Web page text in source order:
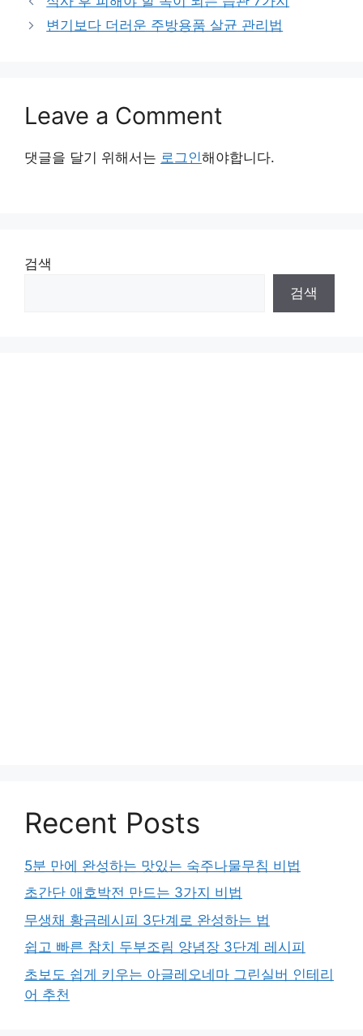
변기보다 더러운 주방용품 살균 관리법
Leave a Comment
댓글을 달기 위해서는 로그인해야합니다.
검색
검색
Recent Posts
5분 만에 완성하는 맛있는 숙주나물무침 비법
초간단 애호박전 만드는 3가지 비법
무생채 황금레시피 3단계로 완성하는 법
쉽고 빠른 참치 두부조림 양념장 3단계 레시피
초보도 쉽게 키우는 아글레오네마 그린실버 인테리
어 추천